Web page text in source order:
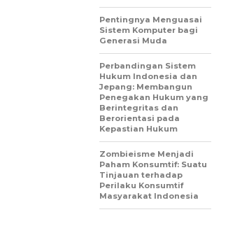
Pentingnya Menguasai
Sistem Komputer bagi
Generasi Muda
Perbandingan Sistem
Hukum Indonesia dan
Jepang: Membangun
Penegakan Hukum yang
Berintegritas dan
Berorientasi pada
Kepastian Hukum
Zombieisme Menjadi
Paham Konsumtif: Suatu
Tinjauan terhadap
Perilaku Konsumtif
Masyarakat Indonesia